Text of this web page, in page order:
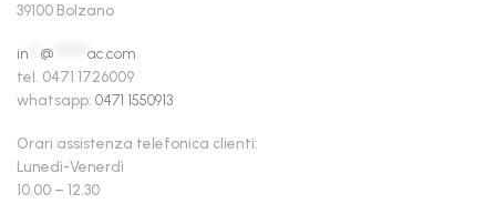
39100 Bolzano
in @
ac.com
tel. 0471 1726009
whatsapp: 0471 1550913
Orari assistenza telefonica clienti:
Lunedì-Venerdì
10.00 – 12.30